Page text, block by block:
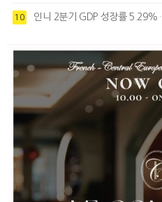
10 인니 2분기 GDP 성장률